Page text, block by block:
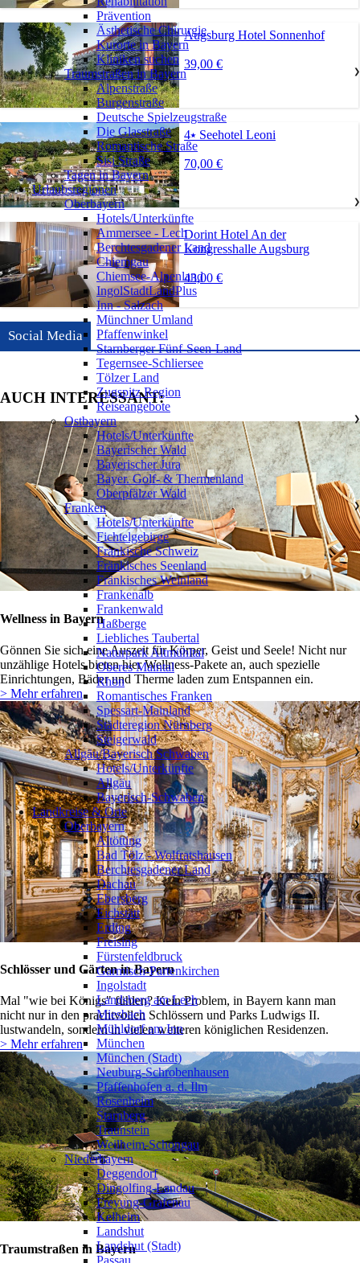
Augsburg Hotel Sonnenhof
39,00 €
4⭑ Seehotel Leoni
70,00 €
Dorint Hotel An der
Kongresshalle Augsburg
43,00 €
Social Media
AUCH INTERESSANT:
Wellness in Bayern
Gönnen Sie sich eine Auszeit für Körper, Geist und Seele! Nicht nur
unzählige Hotels bieten hier Wellness-Pakete an, auch spezielle
Einrichtungen, Bäder und Therme laden zum Entspannen ein.
> Mehr erfahren
Schlösser und Gärten in Bayern
Mal "wie bei Königs" fühlen? Kein Problem, in Bayern kann man
nicht nur in den prachtvollen Schlössern und Parks Ludwigs II.
lustwandeln, sondern in vielen weiteren königlichen Residenzen.
> Mehr erfahren
Traumstraßen in Bayern
Prävention
Ästhetische Chirurgie
Kurorte in Bayern
Kliniken suchen
Traumstraßen in Bayern
❯
Alpenstraße
Burgenstraße
Deutsche Spielzeugstraße
Die Glasstraße
Romantische Straße
Sisi Straße
Tagen in Bayern
Urlaubsregionen
Oberbayern
❯
Hotels/Unterkünfte
Ammersee - Lech
Berchtesgadener Land
Chiemgau
Chiemsee-Alpenland
IngolStadtLandPlus
Inn - Salzach
Münchner Umland
Pfaffenwinkel
Starnberger Fünf-Seen-Land
Tegernsee-Schliersee
Tölzer Land
Zugspitz Region
Reiseangebote
Ostbayern
❯
Hotels/Unterkünfte
Bayerischer Wald
Bayerischer Jura
Bayer. Golf- & Thermenland
Oberpfälzer Wald
Franken
❯
Hotels/Unterkünfte
Fichtelgebirge
Fränkische Schweiz
Fränkisches Seenland
Fränkisches Weinland
Frankenalb
Frankenwald
Haßberge
Liebliches Taubertal
Naturpark Altmühltal
Oberes Maintal
Rhön
Romantisches Franken
Spessart-Mainland
Städteregion Nürnberg
Steigerwald
Allgäu/Bayerisch Schwaben
❯
Hotels/Unterkünfte
Allgäu
Bayerisch-Schwaben
Landkreise & Orte
Oberbayern
❯
Altötting
Bad Tölz - Wolfratshausen
Berchtesgadener Land
Dachau
Ebersberg
Eichstätt
Erding
Freising
Fürstenfeldbruck
Garmisch-Partenkirchen
Ingolstadt
Landsberg am Lech
Miesbach
Mühldorf am Inn
München
München (Stadt)
Neuburg-Schrobenhausen
Pfaffenhofen a. d. Ilm
Rosenheim
Starnberg
Traunstein
Weilheim-Schongau
Niederbayern
❯
Deggendorf
Dingolfing-Landau
Freyung-Grafenau
Kelheim
Landshut
Landshut (Stadt)
Passau